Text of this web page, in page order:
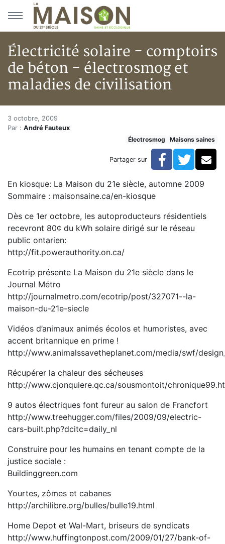
Aller au menu principal
Aller au contenu principal
Électricité solaire - comptoirs
de béton - électrosmog et
maladies de civilisation
Accueil
Articles
Hypersensibilités environnementales
Électricité solaire - comptoirs de béton -
Électricité solaire - comptoirs
3 octobre, 2009
Par : André Fauteux
Électrosmog
Maisons saines
Partager sur Facebook
En kiosque: La Maison du 21e siècle, automne 2009
Sommaire : maisonsaine.ca/en-kiosque
Dès ce 1er octobre, les autoproducteurs résidentiels
recevront 80¢ du kWh solaire dirigé sur le réseau
public ontarien:
http://fit.powerauthority.on.ca/
Ecotrip présente La Maison du 21e siècle dans le
Journal Métro
http://journalmetro.com/ecotrip/post/327071--la-
maison-du-21e-siecle
Vidéos d’animaux animés écolos et humoristes, avec
accent britannique en prime !
http://www.animalssavetheplanet.com/media/swf/
Récupérer la chaleur des sécheuses
http://www.cjonquiere.qc.ca/sousmontoit/
9 autos électriques font fureur au salon de Francfort
http://www.treehugger.com/files/2009/09/electric-
cars-built.php?dcitc=daily_nl
Construire pour les humains en tenant compte de la
justice sociale :
Buildinggreen.com
Yourtes, zômes et cabanes
http://archilibre.org/bulles/bulle19.html
Home Depot et Wal-Mart, briseurs de syndicats
http://www.huffingtonpost.com/2009/01/27/bank-of-